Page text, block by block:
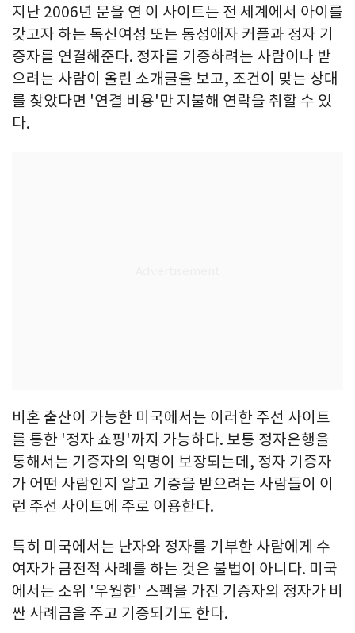
지난 2006년 문을 연 이 사이트는 전 세계에서 아이를
갖고자 하는 독신여성 또는 동성애자 커플과 정자 기
증자를 연결해준다. 정자를 기증하려는 사람이나 받
으려는 사람이 올린 소개글을 보고, 조건이 맞는 상대
를 찾았다면 '연결 비용'만 지불해 연락을 취할 수 있
다.
비혼 출산이 가능한 미국에서는 이러한 주선 사이트
를 통한 '정자 쇼핑'까지 가능하다. 보통 정자은행을
통해서는 기증자의 익명이 보장되는데, 정자 기증자
가 어떤 사람인지 알고 기증을 받으려는 사람들이 이
런 주선 사이트에 주로 이용한다.
특히 미국에서는 난자와 정자를 기부한 사람에게 수
여자가 금전적 사례를 하는 것은 불법이 아니다. 미국
에서는 소위 '우월한' 스펙을 가진 기증자의 정자가 비
싼 사례금을 주고 기증되기도 한다.